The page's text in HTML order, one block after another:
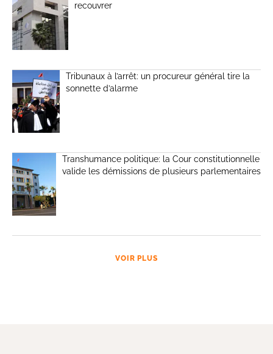
recouvrer
Tribunaux à l’arrêt: un procureur général tire la
sonnette d’alarme
Transhumance politique: la Cour constitutionnelle
valide les démissions de plusieurs parlementaires
VOIR PLUS